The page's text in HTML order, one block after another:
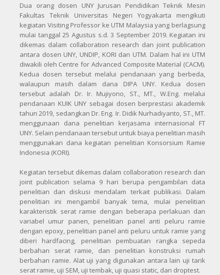
Dua orang dosen UNY Jurusan Pendidikan Teknik Mesin
Fakultas Teknik Universitas Negeri Yogyakarta mengikuti
kegiatan Visiting Professor ke UTM Malaysia yang berlagsung
mulai tanggal 25 Agustus s.d. 3 September 2019. Kegiatan ini
dikemas dalam collaboration research dan joint publication
antara dosen UNY, UNDIP, KORI dan UTM. Dalam hal ini UTM
diwakili oleh Centre for Advanced Composite Material (CACM).
Kedua dosen tersebut melalui pendanaan yang berbeda,
walaupun masih dalam dana DIPA UNY. Kedua dosen
tersebut adalah Dr. Ir. Mujiyono, ST., MT., W.Eng. melalui
pendanaan KUIK UNY sebagai dosen berprestasi akademik
tahun 2019, sedangkan Dr. Eng. Ir. Didik Nurhadiyanto, ST., MT.
menggunaan dana penelitian kerjasama internasional FT
UNY. Selain pendanaan tersebut untuk biaya penelitian masih
menggunakan dana kegiatan penelitian Konsorsium Ramie
Indonesia (KORI).
Kegiatan tersebut dikemas dalam collaboration research dan
joint publication selama 9 hari berupa pengambilan data
penelitian dan diskusi mendalam terkait publikasi. Dalam
penelitian ini mengambil banyak tema, mulai penelitian
karakteristik serat ramie dengan beberapa perlakuan dan
variabel umur panen, penelitian panel anti peluru ramie
dengan epoxy, penelitian panel anti peluru untuk ramie yang
diberi hardfacing, penelitian pembuatan rangka sepeda
berbahan serat ramie, dan penelitian konstruksi rumah
berbahan ramie. Alat uji yang digunakan antara lain uji tarik
serat ramie, uji SEM, uji tembak, uji quasi static, dan droptest.